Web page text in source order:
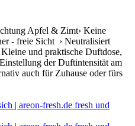
Apfel & Zimt› Keine
- freie Sicht › Neutralisiert
und praktische Duftdose,
der Duftintensität am
auch für Zuhause oder fürs